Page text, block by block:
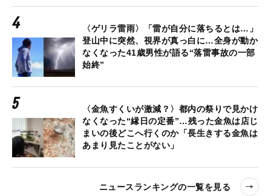
〈ゲリラ雷雨〉「雷が自分に落ちるとは…」
登山中に突然、視界が真っ白に…全身が動か
なくなった41歳男性が語る“落雷事故の一部
始終”
〈金魚すくいが激減？〉都内の祭りで見かけ
なくなった“縁日の定番”…残った金魚は店じ
まいの後どこへ行くのか「長生きする金魚は
あまり見たことがない」
ニュースランキングの一覧を見る